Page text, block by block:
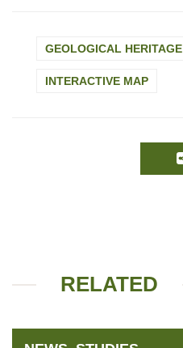
GEOLOGICAL HERITAGE
INTERACTIVE MAP
RELATED